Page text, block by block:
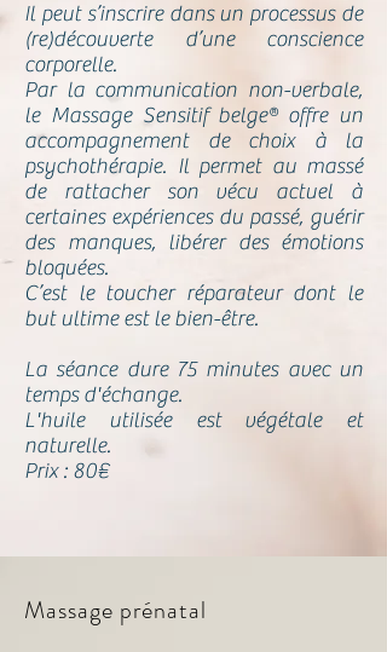
Il peut s’inscrire dans un processus de
(re)découverte d’une conscience
corporelle.
Par la communication non-verbale,
le Massage Sensitif belge® offre un
accompagnement de choix à la
psychothérapie. Il permet au massé
de rattacher son vécu actuel à
certaines expériences du passé, guérir
des manques, libérer des émotions
bloquées.
C’est le toucher réparateur dont le
but ultime est le bien-être.
La séance dure 75 minutes avec un
temps d'échange.
L'huile utilisée est végétale et
naturelle.
Prix : 80€
Massage prénatal